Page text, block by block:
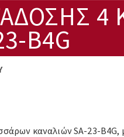
4
B4G
καναλιών SA-23-